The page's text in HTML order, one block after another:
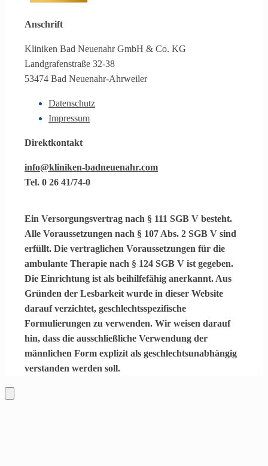
Anschrift
Kliniken Bad Neuenahr GmbH & Co. KG
Landgrafenstraße 32-38
53474 Bad Neuenahr-Ahrweiler
Datenschutz
Impressum
Direktkontakt
info@kliniken-badneuenahr.com
Tel. 0 26 41/74-0
Ein Versorgungsvertrag nach § 111 SGB V besteht.
Alle Voraussetzungen nach § 107 Abs. 2 SGB V sind
erfüllt. Die vertraglichen Voraussetzungen für die
ambulante Therapie nach § 124 SGB V ist gegeben.
Die Einrichtung ist als beihilfefähig anerkannt. Aus
Gründen der Lesbarkeit wurde in dieser Website
darauf verzichtet, geschlechtsspezifische
Formulierungen zu verwenden. Wir weisen darauf
hin, dass die ausschließliche Verwendung der
männlichen Form explizit als geschlechtsunabhängig
verstanden werden soll.